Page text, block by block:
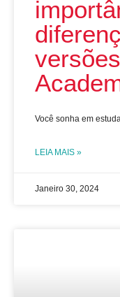
Você sonha em
LEIA MAIS »
Janeiro 30, 2024